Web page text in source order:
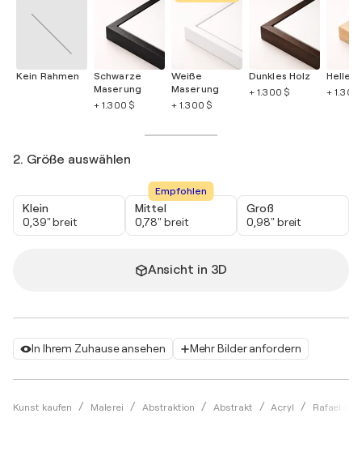
In Ihrem Zuhause ansehen Mehr Bilder anfordern
Kunst kaufen Malerei Abstraktion Abstrakt Acryl Rafael
Kein Rahmen
Schwarze
Maserung
+ 1.300 $
Weiße
Maserung
+ 1.300 $
Dunkles Holz
+ 1.300 $
Helles
+ 1.300
2. Größe auswählen
Klein
0,39" breit
Empfohlen
Mittel
0,78" breit
Groß
0,98" breit
Ansicht in 3D